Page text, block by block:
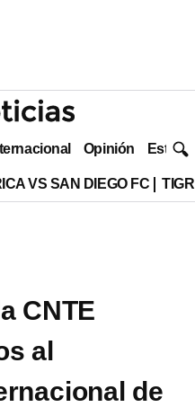
Opinión Estilo
VS SAN DIEGO FC
CNTE
al
de